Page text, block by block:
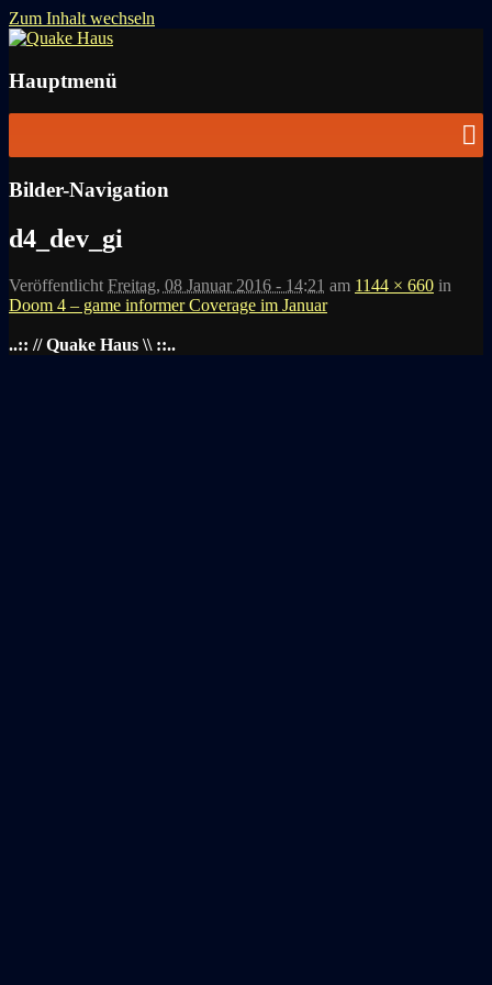
Zum Inhalt wechseln
Quake Haus
Hauptmenü
Bilder-Navigation
d4_dev_gi
Veröffentlicht Freitag, 08 Januar 2016 - 14:21 am 1144 × 660 in
Doom 4 – game informer Coverage im Januar
..:: // Quake Haus \\ ::..